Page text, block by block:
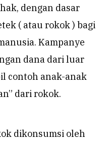
dengan dasar
( atau rokok ) bagi
Kampanye
dana dari luar
contoh anak-anak
dari rokok.
dikonsumsi oleh